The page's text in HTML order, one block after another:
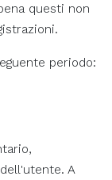
questi non
periodo:
A